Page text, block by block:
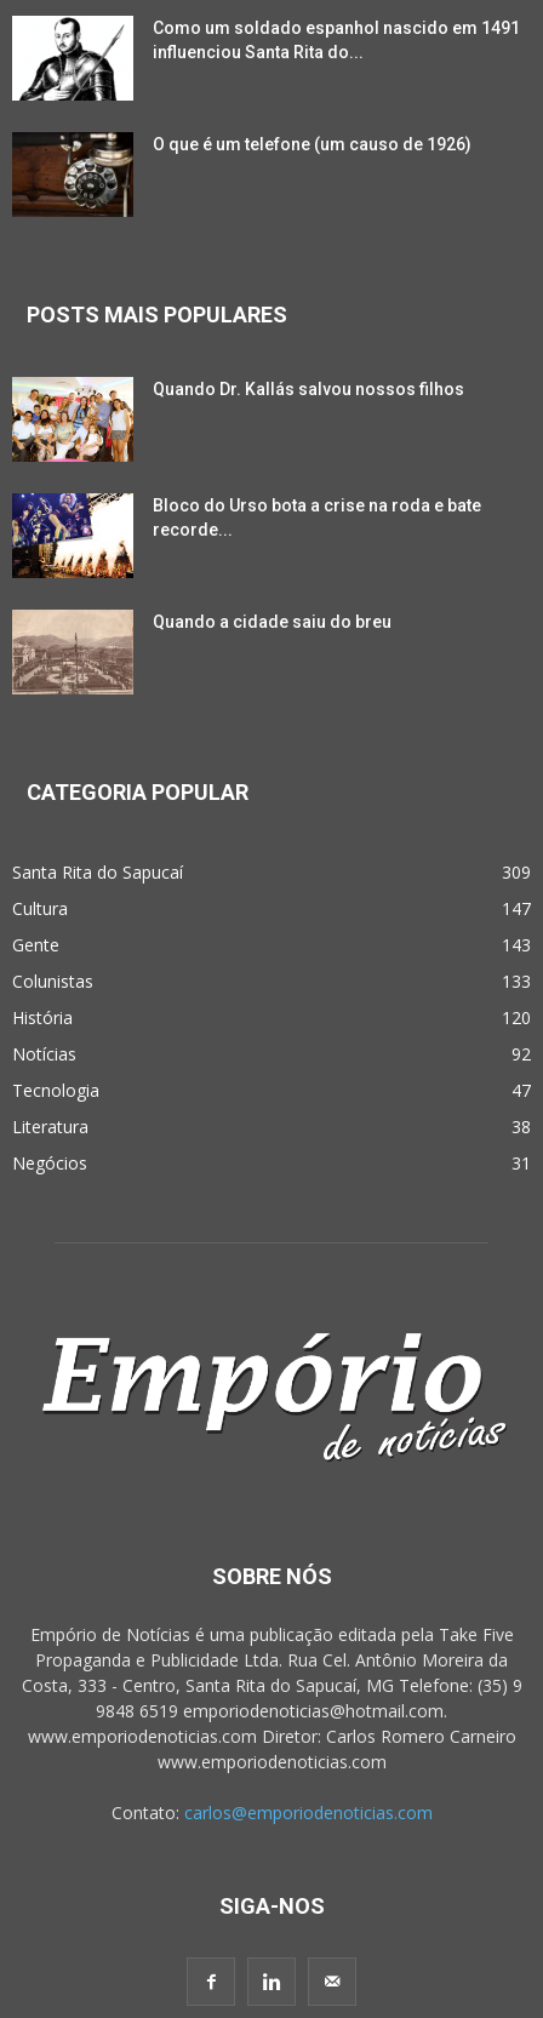
Como um soldado espanhol nascido em 1491
influenciou Santa Rita do...
O que é um telefone (um causo de 1926)
POSTS MAIS POPULARES
Quando Dr. Kallás salvou nossos filhos
Bloco do Urso bota a crise na roda e bate
recorde...
Quando a cidade saiu do breu
CATEGORIA POPULAR
Santa Rita do Sapucaí
309
Cultura
147
Gente
143
Colunistas
133
História
120
Notícias
92
Tecnologia
47
Literatura
38
Negócios
31
SOBRE NÓS
Empório de Notícias é uma publicação editada pela Take Five
Propaganda e Publicidade Ltda. Rua Cel. Antônio Moreira da
Costa, 333 - Centro, Santa Rita do Sapucaí, MG Telefone: (35) 9
9848 6519 emporiodenoticias@hotmail.com.
www.emporiodenoticias.com Diretor: Carlos Romero Carneiro
www.emporiodenoticias.com
Contato: carlos@emporiodenoticias.com
SIGA-NOS